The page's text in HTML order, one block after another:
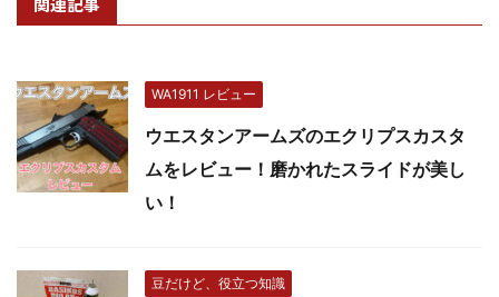
WA1911 レビュー
ウエスタンアームズのエクリプスカスタ
ムをレビュー！磨かれたスライドが美し
い！
豆だけど、役立つ知識